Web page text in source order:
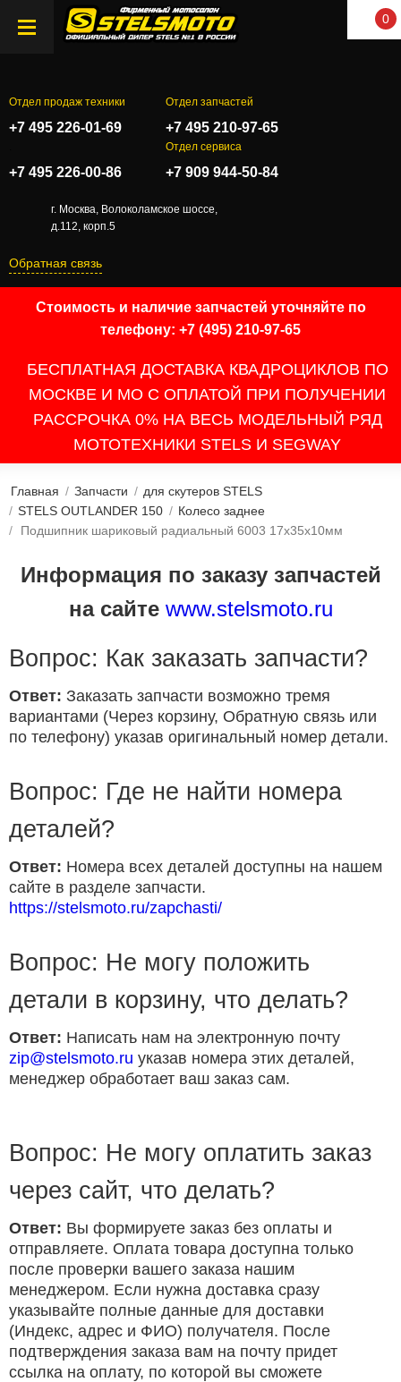
0
Отдел продаж техники
+7 495 226-01-69
Отдел запчастей
+7 495 210-97-65
+7 495 226-00-86
Отдел сервиса
+7 909 944-50-84
г. Москва, Волоколамское шоссе,
д.112, корп.5
Обратная связь
Стоимость и наличие запчастей уточняйте по
телефону: +7 (495) 210-97-65
БЕСПЛАТНАЯ ДОСТАВКА КВАДРОЦИКЛОВ ПО
МОСКВЕ И МО С ОПЛАТОЙ ПРИ ПОЛУЧЕНИИ
РАССРОЧКА 0% НА ВЕСЬ МОДЕЛЬНЫЙ РЯД
МОТОТЕХНИКИ STELS И SEGWAY
Главная / Запчасти / для скутеров STELS
/ STELS OUTLANDER 150 / Колесо заднее
/
Подшипник шариковый радиальный 6003 17х35х10мм
Информация по заказу запчастей
на сайте www.stelsmoto.ru
Вопрос: Как заказать запчасти?
Ответ: Заказать запчасти возможно тремя
вариантами (Через корзину, Обратную связь или
по телефону) указав оригинальный номер детали.
Вопрос: Где не найти номера
деталей?
Ответ: Номера всех деталей доступны на нашем
сайте в разделе запчасти.
https://stelsmoto.ru/zapchasti/
Вопрос: Не могу положить
детали в корзину, что делать?
Ответ: Написать нам на электронную почту
zip@stelsmoto.ru указав номера этих деталей,
менеджер обработает ваш заказ сам.
Вопрос: Не могу оплатить заказ
через сайт, что делать?
Ответ: Вы формируете заказ без оплаты и
отправляете. Оплата товара доступна только
после проверки вашего заказа нашим
менеджером. Если нужна доставка сразу
указывайте полные данные для доставки
(Индекс, адрес и ФИО) получателя. После
подтверждения заказа вам на почту придет
ссылка на оплату, по которой вы сможете